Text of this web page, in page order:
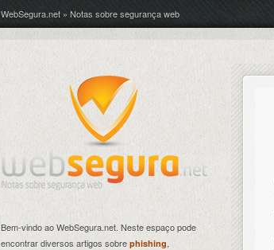
WebSegura.net » Notas sobre segurança web
Bem-vindo ao WebSegura.net. Neste espaço pode
encontrar diversos artigos sobre phishing,